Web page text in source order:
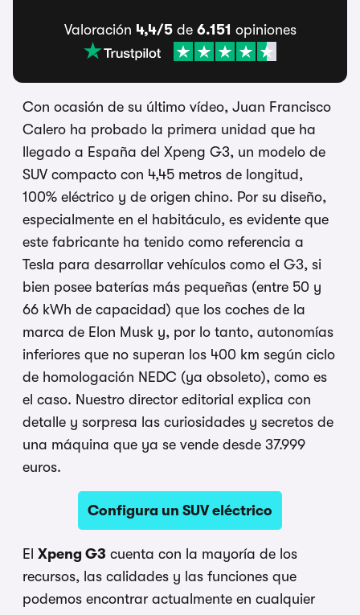
Con ocasión de su último vídeo, Juan Francisco
Calero ha probado la primera unidad que ha
llegado a España del Xpeng G3, un modelo de
SUV compacto con 4,45 metros de longitud,
100% eléctrico y de origen chino. Por su diseño,
especialmente en el habitáculo, es evidente que
este fabricante ha tenido como referencia a
Tesla para desarrollar vehículos como el G3, si
bien posee baterías más pequeñas (entre 50 y
66 kWh de capacidad) que los coches de la
marca de Elon Musk y, por lo tanto, autonomías
inferiores que no superan los 400 km según ciclo
de homologación NEDC (ya obsoleto), como es
el caso. Nuestro director editorial explica con
detalle y sorpresa las curiosidades y secretos de
una máquina que ya se vende desde 37.999
euros.
Configura un SUV eléctrico
El Xpeng G3 cuenta con la mayoría de los
recursos, las calidades y las funciones que
podemos encontrar actualmente en cualquier
Valoración 4,4/5de 6.151 opiniones